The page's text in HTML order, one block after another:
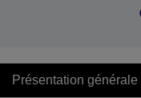
Présentation générale